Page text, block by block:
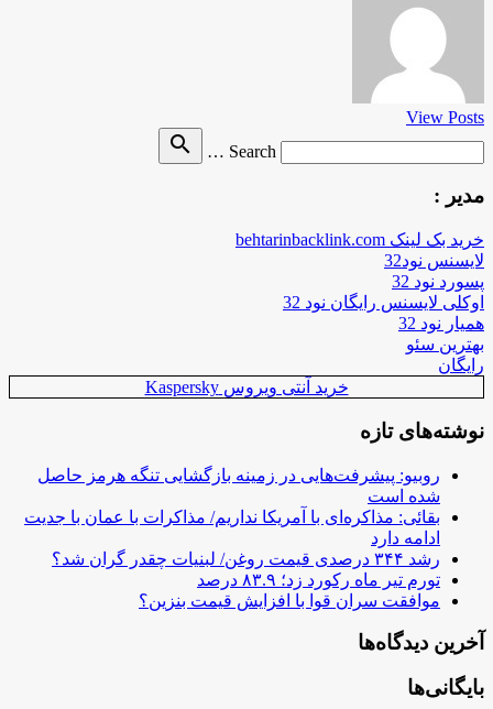
View Posts
Search …
search
مدیر :
خرید بک لینک behtarinbacklink.com
لایسنس نود32
پسورد نود 32
اوکلی لایسنس رایگان نود 32
همیار نود 32
بهترین سئو
رایگان
خرید آنتی ویروس Kaspersky
نوشته‌های تازه
روبیو: پیشرفت‌هایی در زمینه بازگشایی تنگه هرمز حاصل
شده است
بقائی: مذاکره‌ای با آمریکا نداریم/ مذاکرات با عمان با جدیت
ادامه دارد
رشد ۳۴۴ درصدی قیمت روغن/ لبنیات چقدر گران شد؟
تورم تیر ماه رکورد زد؛ ۸۳.۹ درصد
موافقت سران قوا با افزایش قیمت بنزین؟
آخرین دیدگاه‌ها
بایگانی‌ها